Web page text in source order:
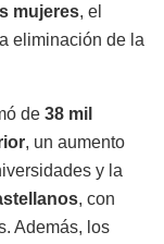
mujeres, el
eliminación de la
de 38 mil
, un aumento
y la
, con
Además, los